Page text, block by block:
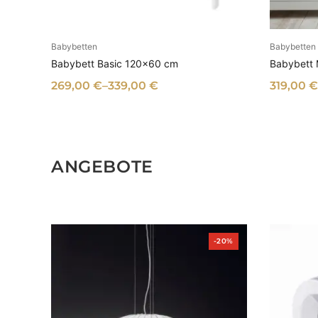
Babybetten
Babybett Basic 120×60 cm
269,00 €–339,00 €
AUSFÜHRUNG WÄHLEN Babybetten
Babybett
319,00 €
ANGEBOTE
-20%Produkt
im